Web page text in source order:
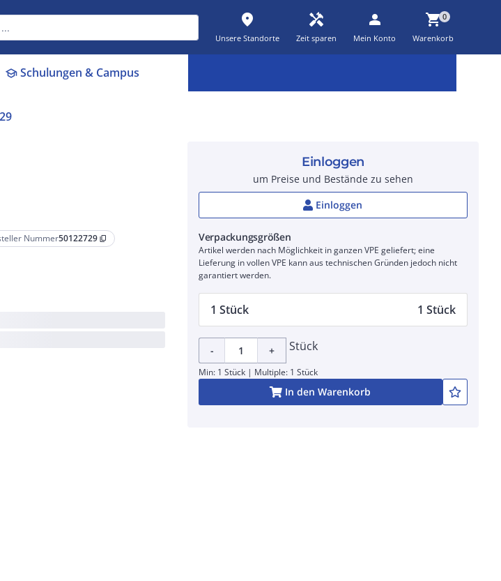
place
Unsere Standorte
handyman
Zeit sparen
person
Mein Konto
shopping_cart0
Warenkorb
schoolSchulungen & Campus
Nummer50122729 content_copy
Einloggen
um Preise und Bestände zu sehen
Einloggen
Verpackungsgrößen
Artikel werden nach Möglichkeit in ganzen VPE geliefert; eine
Lieferung in vollen VPE kann aus technischen Gründen jedoch nicht
garantiert werden.
1 Stück 1 Stück
- + Stück
Min: 1 Stück | Multiple: 1 Stück
In den Warenkorb